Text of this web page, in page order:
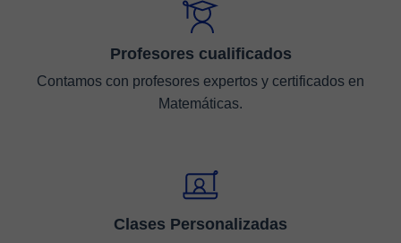
Profesores cualificados
Contamos con profesores expertos y certificados en
Matemáticas.
Clases Personalizadas